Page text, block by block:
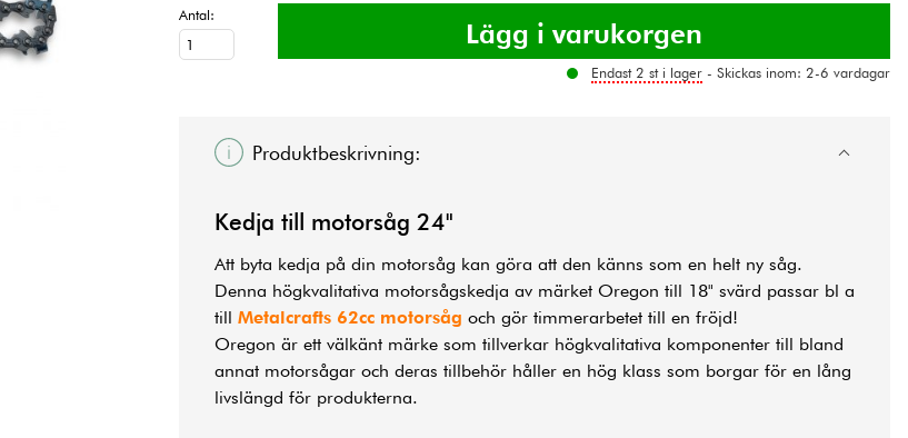
Antal:
Endast 2 st i lager - Skickas inom: 2-6 vardagar
Produktbeskrivning:
Kedja till motorsåg 24"
Att byta kedja på din motorsåg kan göra att den känns som en helt ny såg.
Denna högkvalitativa motorsågskedja av märket Oregon till 18" svärd passar bl a
till Metalcrafts 62cc motorsåg och gör timmerarbetet till en fröjd!
Oregon är ett välkänt märke som tillverkar högkvalitativa komponenter till bland
annat motorsågar och deras tillbehör håller en hög klass som borgar för en lång
livslängd för produkterna.